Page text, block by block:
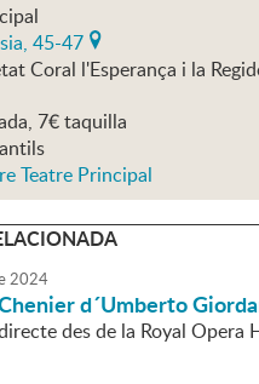
45-47
Coral l'Esperança i la
7€ taquilla
Teatre Principal
2024
d´Umberto
des de la Royal Opera